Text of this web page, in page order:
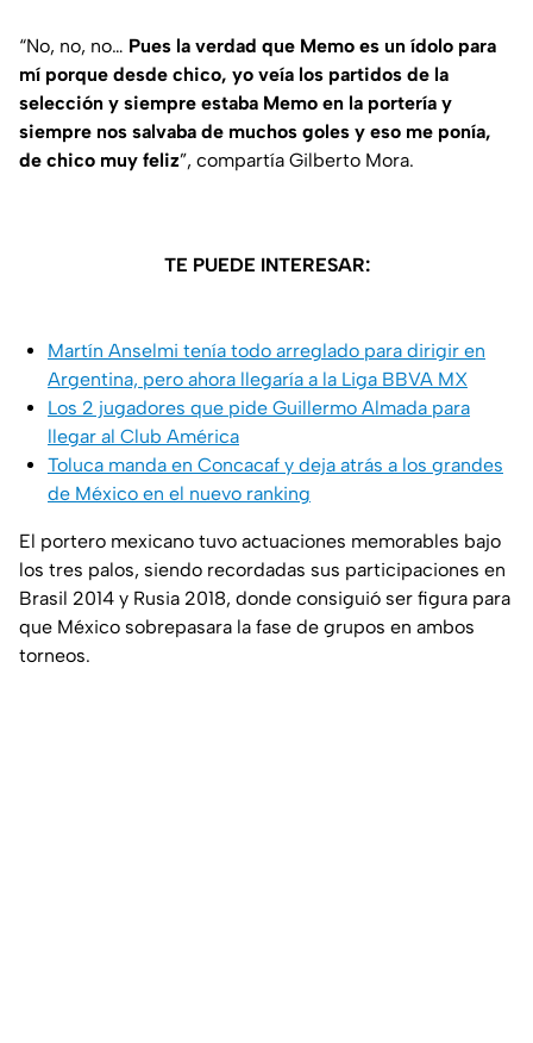
“No, no, no… Pues la verdad que Memo es un ídolo para
mí porque desde chico, yo veía los partidos de la
selección y siempre estaba Memo en la portería y
siempre nos salvaba de muchos goles y eso me ponía,
de chico muy feliz”, compartía Gilberto Mora.
TE PUEDE INTERESAR:
Martín Anselmi tenía todo arreglado para dirigir en
Argentina, pero ahora llegaría a la Liga BBVA MX
Los 2 jugadores que pide Guillermo Almada para
llegar al Club América
Toluca manda en Concacaf y deja atrás a los grandes
de México en el nuevo ranking
El portero mexicano tuvo actuaciones memorables bajo
los tres palos, siendo recordadas sus participaciones en
Brasil 2014 y Rusia 2018, donde consiguió ser figura para
que México sobrepasara la fase de grupos en ambos
torneos.